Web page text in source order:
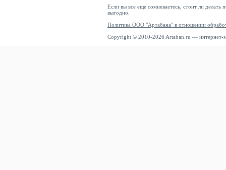
Если вы все еще сомневаетесь, стоит ли делать
выгодно.
Политика ООО "Артабана" в отношении
Copyright © 2010-2026 Artaban.ru — интернет-